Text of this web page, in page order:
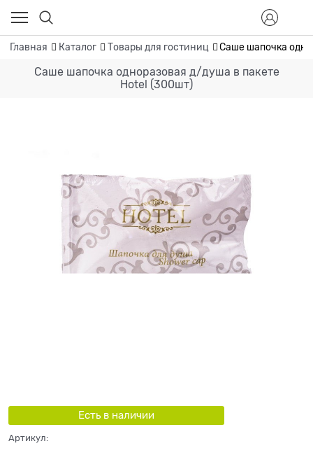
Главная Каталог Товары для гостиниц Саше шапочка
Саше шапочка одноразовая д/душа в пакете
Hotel (300шт)
Есть в наличии
Артикул: